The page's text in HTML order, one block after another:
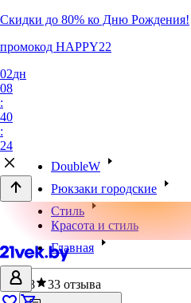
Скидки до 80% ко Дню Рождения!
промокод HAPPY22
02дн
08
:
40
:
24
DoubleW
Рюкзаки городские
Стиль
Красота и стиль
Главная
4.8 33 отзыва